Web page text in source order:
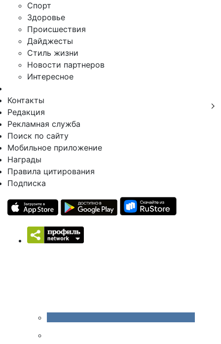
Спорт
Здоровье
Происшествия
Дайджесты
Стиль жизни
Новости партнеров
Интересное
Контакты
Редакция
Рекламная служба
Поиск по сайту
Мобильное приложение
Награды
Правила цитирования
Подписка